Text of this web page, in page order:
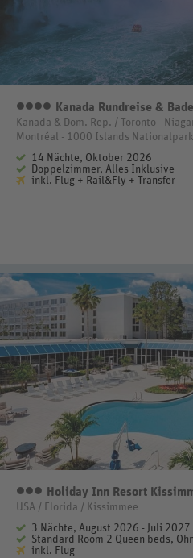
4 Sterne
Kanada Rundreise &
Kanada & Dom. Rep. / Toronto -
Montréal - 1000 Islands Nationalpark
14 Nächte, Oktober 2026
Doppelzimmer, Alles Inklusive
inkl. Flug + Rail&Fly + Transfer
3 Sterne
Holiday Inn Resort
USA / Florida / Kissimmee
3 Nächte, August 2026 - Juli 2027
Standard Room 2 Queen beds,
inkl. Flug